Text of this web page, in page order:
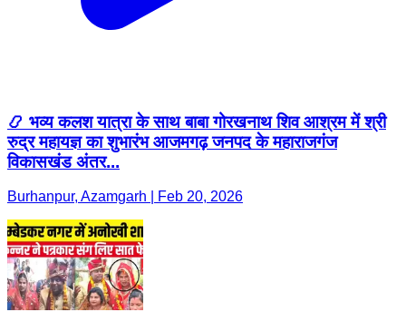
📿 भव्य कलश यात्रा के साथ बाबा गोरखनाथ शिव आश्रम में श्री
रुद्र महायज्ञ का शुभारंभ आजमगढ़ जनपद के महाराजगंज
विकासखंड अंतर...
Burhanpur, Azamgarh | Feb 20, 2026